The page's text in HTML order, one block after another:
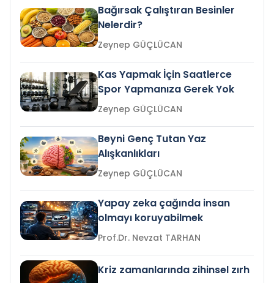
Bağırsak Çalıştıran Besinler
Nelerdir?
Zeynep GÜÇLÜCAN
Kas Yapmak İçin Saatlerce
Spor Yapmanıza Gerek Yok
Zeynep GÜÇLÜCAN
Beyni Genç Tutan Yaz
Alışkanlıkları
Zeynep GÜÇLÜCAN
Yapay zeka çağında insan
olmayı koruyabilmek
Prof.Dr. Nevzat TARHAN
Kriz zamanlarında zihinsel zırh